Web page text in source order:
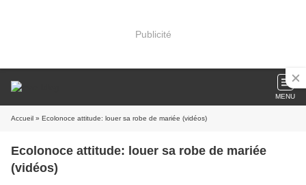
Publicité
MENU
Accueil » Ecolonoce attitude: louer sa robe de mariée (vidéos)
Ecolonoce attitude: louer sa robe de mariée
(vidéos)